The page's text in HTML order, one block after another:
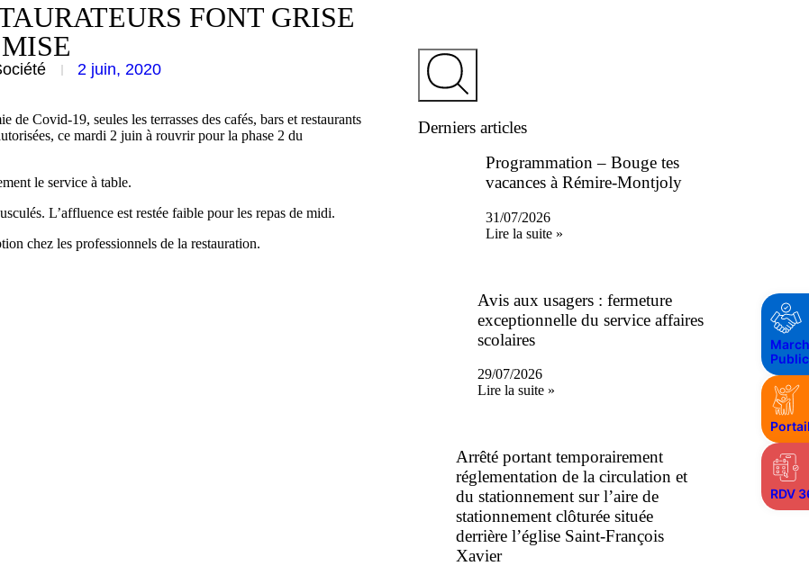
RDV
FONT GRISE
MISE
2 juin, 2020
de Covid-19, seules les terrasses des cafés, bars et restaurants
ce mardi 2 juin à rouvrir pour la phase 2 du
le service à table.
L’affluence est restée faible pour les repas de midi.
chez les professionnels de la restauration.
Derniers articles
Programmation – Bouge tes
vacances à Rémire-Montjoly
31/07/2026
Lire la suite »
Avis aux usagers : fermeture
exceptionnelle du service affaires
scolaires
29/07/2026
Lire la suite »
Arrêté portant temporairement
réglementation de la circulation et
du stationnement sur l’aire de
stationnement clôturée située
derrière l’église Saint-François
Xavier